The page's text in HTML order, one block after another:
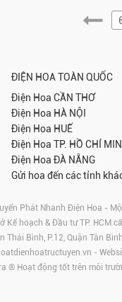
ĐIỆN HOA TOÀN QUỐC
Điện Hoa CẦN THƠ
Điện Hoa HÀ NỘI
Điện Hoa HUẾ
Điện Hoa TP. HỒ CHÍ
Điện Hoa ĐÀ NẴNG
Gửi hoa đến các tỉnh
Phát Nhanh Điện Hoa -
Kế hoạch & Đầu tư TP. HCM
Bình, P.12, Quận Tân
-
® Hoạt động tốt trên môi